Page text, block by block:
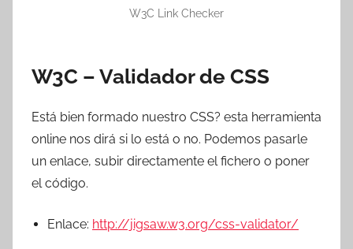
W3C Link Checker
W3C – Validador de CSS
Está bien formado nuestro CSS? esta herramienta
online nos dirá si lo está o no. Podemos pasarle
un enlace, subir directamente el fichero o poner
el código.
Enlace: http://jigsaw.w3.org/css-validator/